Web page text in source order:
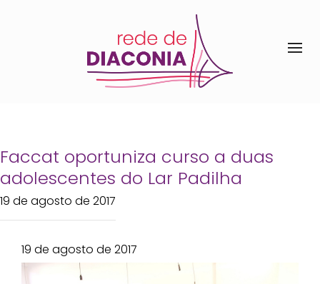
Faccat oportuniza curso a duas
adolescentes do Lar Padilha
19 de agosto de 2017
19 de agosto de 2017